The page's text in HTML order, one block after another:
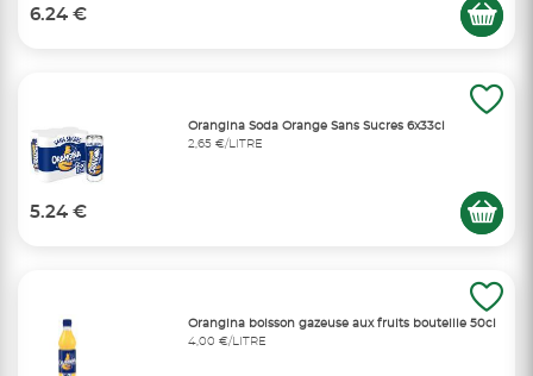
6.24 €
Orangina Soda Orange Sans Sucres 6x33cl
2,65 €/LITRE
5.24 €
Orangina boisson gazeuse aux fruits bouteille 50cl
4,00 €/LITRE